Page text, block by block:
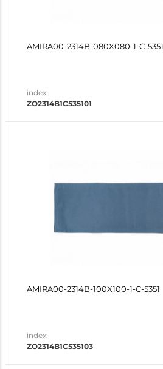
AMIRA00-2314B-080X080-1-C-5351
index:
ZO2314B1C535101
AMIRA00-2314B-100X100-1-C-5351
index:
ZO2314B1C535103